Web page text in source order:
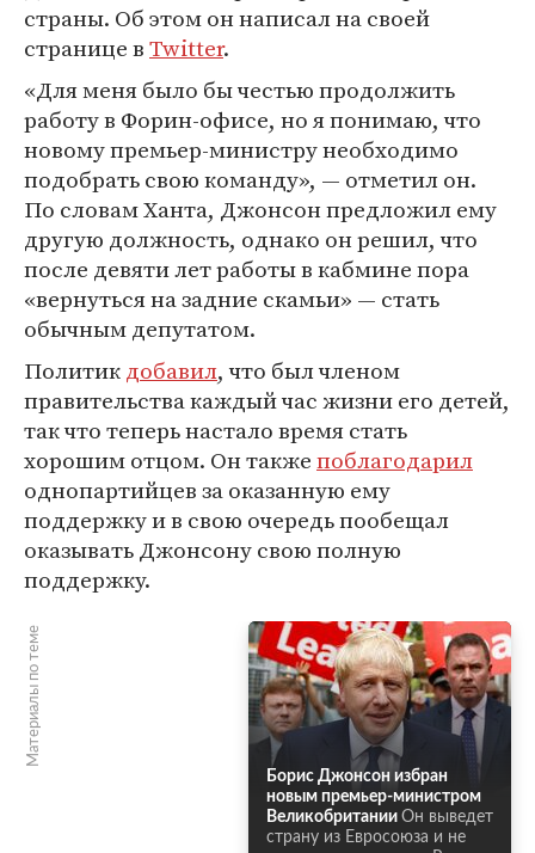
страны. Об этом он написал на своей
странице вTwitter.
«Для меня было бы честью продолжить
работу в Форин-офисе, но я понимаю, что
новому премьер-министру необходимо
подобрать свою команду», — отметил он.
По словам Ханта, Джонсон предложил ему
другую должность, однако он решил, что
после девяти лет работы в кабмине пора
«вернуться на задние скамьи» — стать
обычным депутатом.
Политикдобавил, что был членом
правительства каждый час жизни его детей,
так что теперь настало время стать
хорошим отцом. Он такжепоблагодарил
однопартийцев за оказанную ему
поддержку и в свою очередь пообещал
оказывать Джонсону свою полную
поддержку.
Материалы по теме
Борис Джонсон избран
новым премьер-министром
Великобритании Он выведет
страну из Евросоюза и не